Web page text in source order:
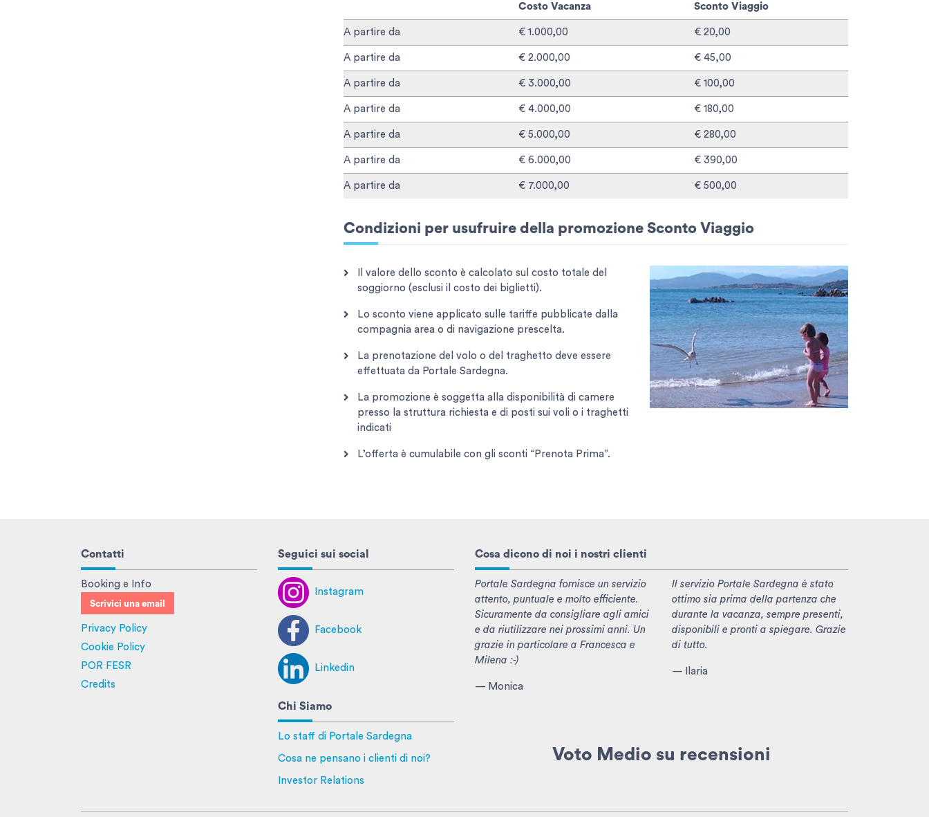
Costo Vacanza Sconto Viaggio
A partire da € 1.000,00 € 20,00
A partire da € 2.000,00 € 45,00
A partire da € 3.000,00 € 100,00
A partire da € 4.000,00 € 180,00
A partire da € 5.000,00 € 280,00
A partire da € 6.000,00 € 390,00
A partire da € 7.000,00 € 500,00
Condizioni per usufruire della promozione Sconto Viaggio
Il valore dello sconto è calcolato sul costo totale del
soggiorno (esclusi il costo dei biglietti).
Lo sconto viene applicato sulle tariffe pubblicate dalla
compagnia area o di navigazione prescelta.
La prenotazione del volo o del traghetto deve essere
effettuata da Portale Sardegna.
La promozione è soggetta alla disponibilità di camere
presso la struttura richiesta e di posti sui voli o i traghetti
indicati
L’offerta è cumulabile con gli sconti “Prenota Prima”.
Contatti
Booking e Info
Scrivici una email
Privacy Policy
Cookie Policy
POR FESR
Credits
Seguici sui social
Instagram
Facebook
Linkedin
Chi Siamo
Lo staff di Portale Sardegna
Cosa ne pensano i clienti di noi?
Investor Relations
Cosa dicono di noi i nostri clienti
Portale Sardegna fornisce un servizio
attento, puntuale e molto efficiente.
Sicuramente da consigliare agli amici
e da riutilizzare nei prossimi anni. Un
grazie in particolare a Francesca e
Milena :-)
— Monica
Il servizio Portale Sardegna è stato
ottimo sia prima della partenza che
durante la vacanza, sempre presenti,
disponibili e pronti a spiegare. Grazie
di tutto.
— Ilaria
Voto Medio su recensioni